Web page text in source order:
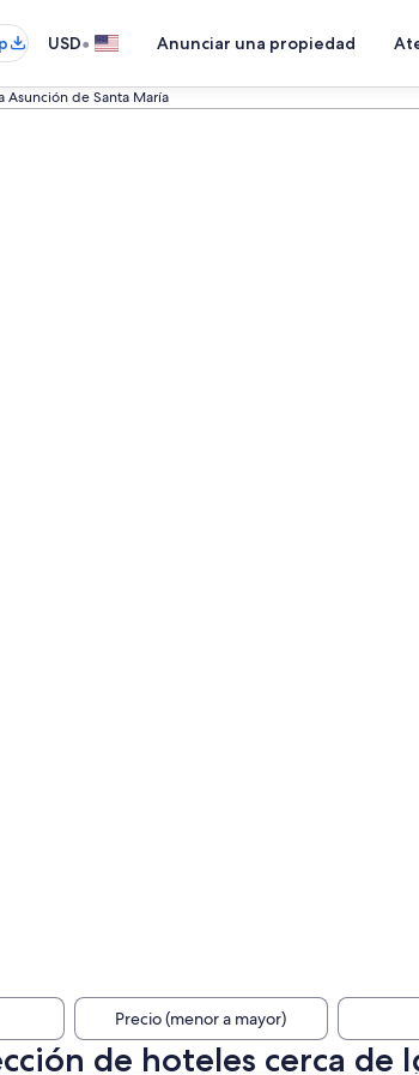
USD• Anunciar una propiedad
Asunción de Santa María
Precio (menor a mayor)
de hoteles cerca de